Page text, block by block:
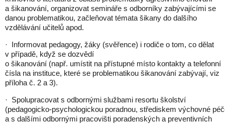
a šikanování, organizovat semináře s odborníky zabývajícími se
danou problematikou, začleňovat témata šikany do dalšího
vzdělávání učitelů apod.
· Informovat pedagogy, žáky (svěřence) i rodiče o tom, co dělat
v případě, když se dozvědí
o šikanování (např. umístit na přístupné místo kontakty a telefonní
čísla na instituce, které se problematikou šikanování zabývají, viz
příloha č. 2 a 3).
· Spolupracovat s odbornými službami resortu školství
(pedagogicko-psychologickou poradnou, střediskem výchovné
a s dalšími odbornými pracovišti poradenských a preventivních